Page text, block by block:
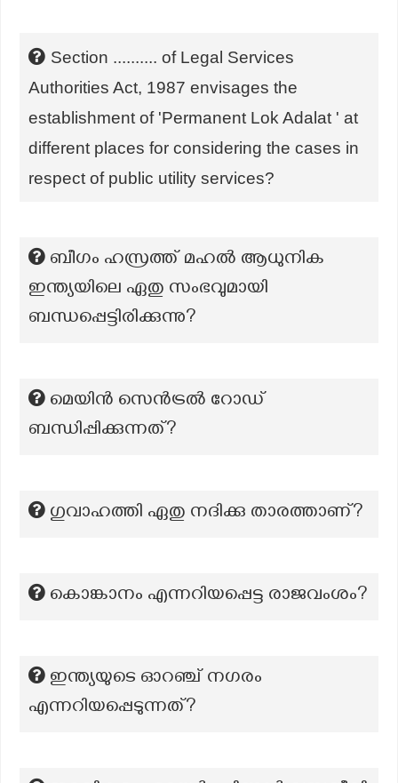
Section .......... of Legal Services
Authorities Act, 1987 envisages the
establishment of 'Permanent Lok Adalat ' at
different places for considering the cases in
respect of public utility services?
ബീഗം ഹസ്രത്ത് മഹൽ ആധുനിക
ഇന്ത്യയിലെ ഏതു സംഭവുമായി
ബന്ധപ്പെട്ടിരിക്കുന്നു?
മെയിൻ സെൻട്രൽ റോഡ്
ബന്ധിപ്പിക്കുന്നത്?
ഗുവാഹത്തി ഏതു നദിക്കു താരത്താണ്?
കൊങ്കാനം എന്നറിയപ്പെട്ട രാജവംശം?
ഇന്ത്യയുടെ ഓറഞ്ച് നഗരം
എന്നറിയപ്പെടുന്നത്?